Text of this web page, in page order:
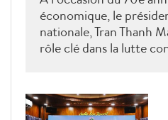
économique, le
nationale, Tran Thanh
rôle clé dans la lutte